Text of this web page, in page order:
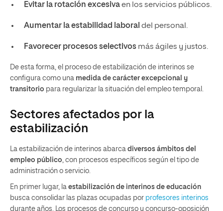
Evitar la rotación excesivaen los servicios públicos.
Aumentar la estabilidad laboral del personal.
Favorecer procesos selectivosmás ágiles y justos.
De esta forma, el proceso de estabilización de interinos se
configura como una medida de carácter excepcional y
transitorio para regularizar la situación del empleo temporal.
Sectores afectados por la
estabilización
La estabilización de interinos abarca diversos ámbitos del
empleo público , con procesos específicos según el tipo de
administración o servicio.
En primer lugar, la estabilización de interinos de educación
busca consolidar las plazas ocupadas por profesores interinos
durante años. Los procesos de concurso y concurso-oposición